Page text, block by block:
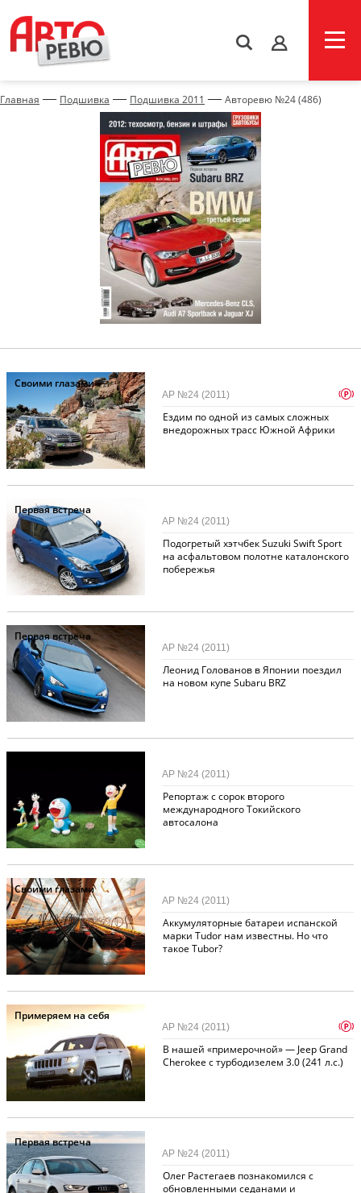
s
Главная — Подшивка — Подшивка 2011 — Авторевю №24 (486)
Своими глазами
Ездим по одной из самых сложных
внедорожных трасс Южной Африки
АР №24 (2011) p
Первая встреча
Подогретый хэтчбек Suzuki Swift Sport
на асфальтовом полотне каталонского
побережья
АР №24 (2011)
Первая встреча
Леонид Голованов в Японии поездил
на новом купе Subaru BRZ
АР №24 (2011)
Репортаж с сорок второго
международного Токийского
автосалона
АР №24 (2011)
Своими глазами
Аккумуляторные батареи испанской
марки Tudor нам известны. Но что
такое Tubor?
АР №24 (2011)
Примеряем на себя
В нашей «примерочной» — Jeep Grand
Cherokee с турбодизелем 3.0 (241 л.с.)
АР №24 (2011) p
Первая встреча
Олег Растегаев познакомился с
обновленными седанами и
АР №24 (2011)